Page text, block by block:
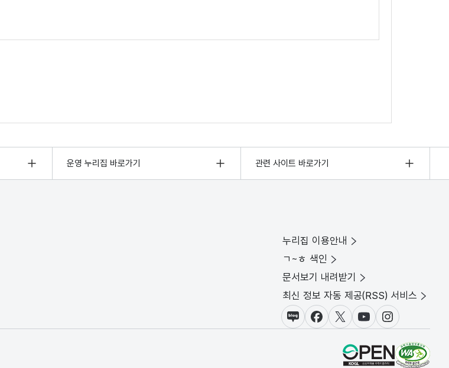
운영 누리집 바로가기 관련 사이트 바로가기
누리집 이용안내
ㄱ~ㅎ 색인
문서보기 내려받기
최신 정보 자동 제공(RSS) 서비스
블로그페이스북X(트위터)
유튜브인스타그램